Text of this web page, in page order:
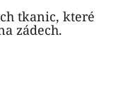
tkanic, které
zádech.